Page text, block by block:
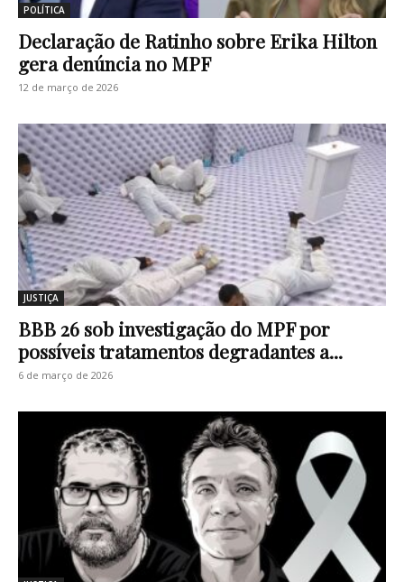
POLÍTICA
Declaração de Ratinho sobre Erika Hilton
gera denúncia no MPF
12 de março de 2026
JUSTIÇA
BBB 26 sob investigação do MPF por
possíveis tratamentos degradantes a...
6 de março de 2026